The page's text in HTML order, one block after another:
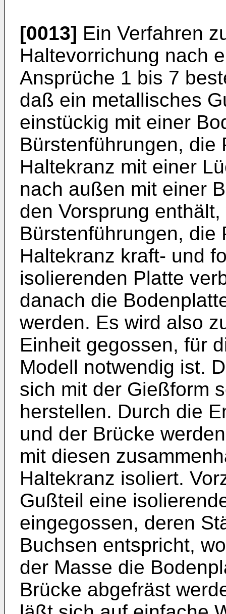
[0013] Ein Verfahren
Haltevorrichung nach
Ansprüche 1 bis 7
daß ein metallisches
einstückig mit einer
Bürstenführungen, die
Haltekranz mit einer
nach außen mit einer
den Vorsprung
Bürstenführungen, die
Haltekranz kraft- und
isolierenden Platte
danach die
werden. Es wird also
Einheit gegossen, für
Modell notwendig ist.
sich mit der Gießform
herstellen. Durch die
und der Brücke
mit diesen
Haltekranz isoliert.
Gußteil eine
eingegossen, deren
Buchsen entspricht,
der Masse die
Brücke abgefräst